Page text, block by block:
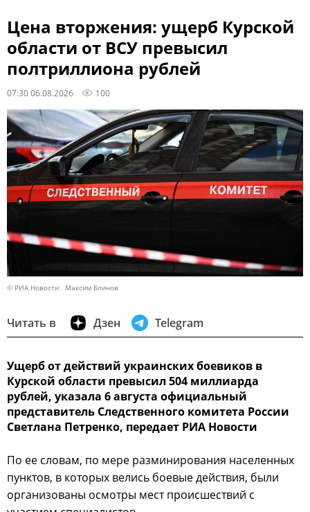
Цена вторжения: ущерб Курской
области от ВСУ превысил
полтриллиона рублей
07:30 06.08.2026 100
© РИА Новости . Максим Блинов
Читать в Дзен Telegram
Ущерб от действий украинских боевиков в
Курской области превысил 504 миллиарда
рублей, указала 6 августа официальный
представитель Следственного комитета России
Светлана Петренко, передает РИА Новости
По ее словам, по мере разминирования населенных
пунктов, в которых велись боевые действия, были
организованы осмотры мест происшествий с